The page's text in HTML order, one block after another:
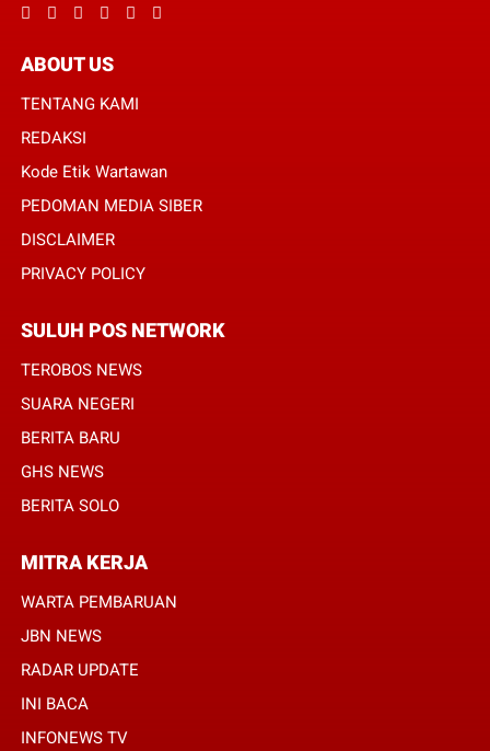
ABOUT US
TENTANG KAMI
REDAKSI
Kode Etik Wartawan
PEDOMAN MEDIA SIBER
DISCLAIMER
PRIVACY POLICY
SULUH POS NETWORK
TEROBOS NEWS
SUARA NEGERI
BERITA BARU
GHS NEWS
BERITA SOLO
MITRA KERJA
WARTA PEMBARUAN
JBN NEWS
RADAR UPDATE
INI BACA
INFONEWS TV